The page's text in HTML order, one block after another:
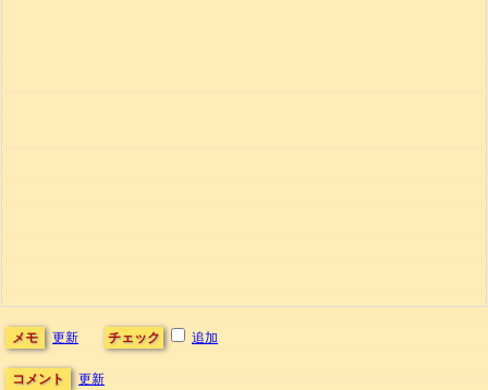
メモ 更新 チェック 追加
コメント 更新